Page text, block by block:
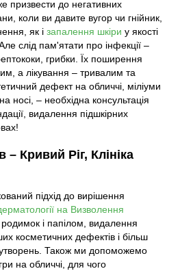
призвести до негативних
коли ви давите вугор чи гнійник,
як і запалення шкіри у якості
Але слід пам'ятати про інфекції –
грибки. Їх поширення
а лікування – тривалим та
дефект на обличчі, міліуми
носі, – необхідна консультація
видалення підшкірних
– Кривий Ріг, Клініка
підхід до вирішення
на Визволення
і папілом, видалення
косметичних дефектів і більш
Також ми допоможемо
на обличчі, для чого